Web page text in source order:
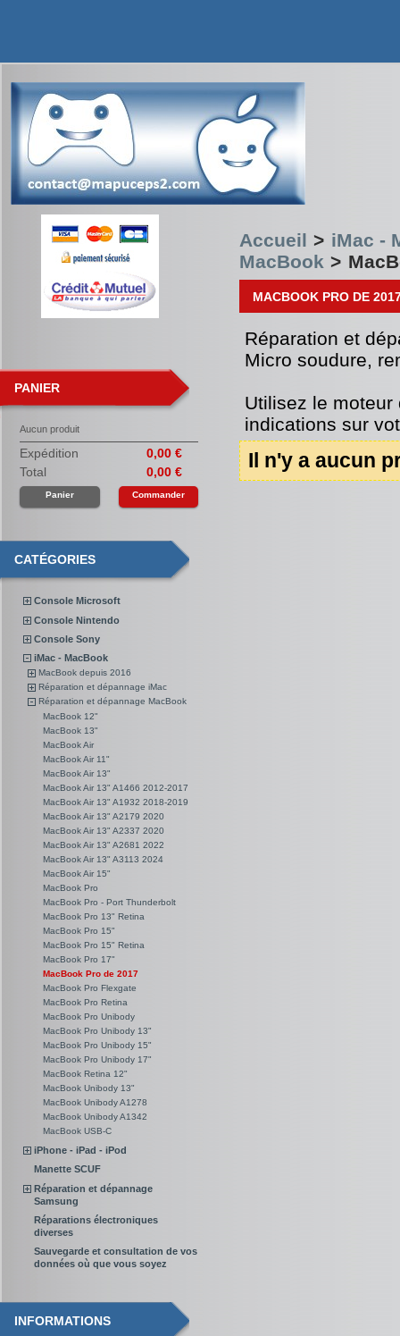
PANIER
Aucun produit
Expédition
0,00 €
Total
0,00 €
Panier Commander
CATÉGORIES
Console Microsoft
Console Nintendo
Console Sony
iMac - MacBook
MacBook depuis 2016
Réparation et dépannage iMac
Réparation et dépannage MacBook
MacBook 12"
MacBook 13"
MacBook Air
MacBook Air 11"
MacBook Air 13"
MacBook Air 13" A1466 2012-2017
MacBook Air 13" A1932 2018-2019
MacBook Air 13" A2179 2020
MacBook Air 13" A2337 2020
MacBook Air 13" A2681 2022
MacBook Air 13" A3113 2024
MacBook Air 15"
MacBook Pro
MacBook Pro - Port Thunderbolt
MacBook Pro 13" Retina
MacBook Pro 15"
MacBook Pro 15" Retina
MacBook Pro 17"
MacBook Pro de 2017
MacBook Pro Flexgate
MacBook Pro Retina
MacBook Pro Unibody
MacBook Pro Unibody 13"
MacBook Pro Unibody 15"
MacBook Pro Unibody 17"
MacBook Retina 12"
MacBook Unibody 13"
MacBook Unibody A1278
MacBook Unibody A1342
MacBook USB-C
iPhone - iPad - iPod
Manette SCUF
Réparation et dépannage
Samsung
Réparations électroniques
diverses
Sauvegarde et consultation de vos
données où que vous soyez
INFORMATIONS
Accueil > iMac -
MacBook >
MACBOOK PRO DE
Réparation et
Micro soudure,
Utilisez le
indications sur
Il n'y a aucun